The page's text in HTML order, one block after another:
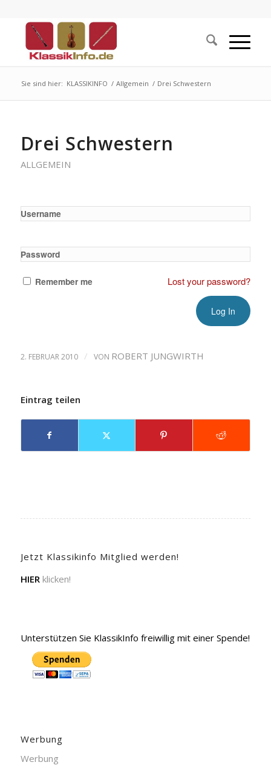
Sie sind hier: KLASSIKINFO / Allgemein / Drei Schwestern
Drei Schwestern
ALLGEMEIN
Username
Password
Remember me Lost your password?
2. FEBRUAR 2010 / VON ROBERT JUNGWIRTH
Eintrag teilen
Jetzt Klassikinfo Mitglied werden!
HIER klicken!
Unterstützen Sie KlassikInfo freiwillig mit einer Spende!
Werbung
Werbung